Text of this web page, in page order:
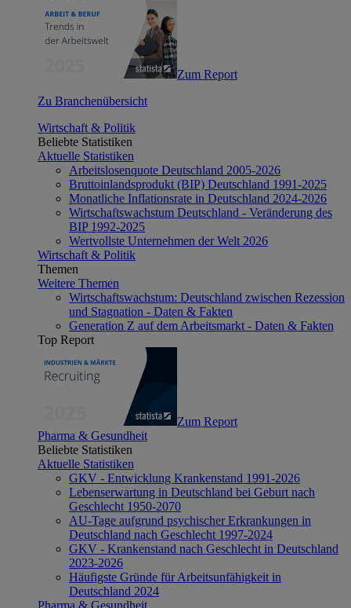
Zum Report
Zu Branchenübersicht
Wirtschaft & Politik
Beliebte Statistiken
Aktuelle Statistiken
Arbeitslosenquote Deutschland 2005-2026
Bruttoinlandsprodukt (BIP) Deutschland 1991-2025
Monatliche Inflationsrate in Deutschland 2024-2026
Wirtschaftswachstum Deutschland - Veränderung des
BIP 1992-2025
Wertvollste Unternehmen der Welt 2026
Wirtschaft & Politik
Themen
Weitere Themen
Wirtschaftswachstum: Deutschland zwischen Rezession
und Stagnation - Daten & Fakten
Generation Z auf dem Arbeitsmarkt - Daten & Fakten
Top Report
Zum Report
Pharma & Gesundheit
Beliebte Statistiken
Aktuelle Statistiken
GKV - Entwicklung Krankenstand 1991-2026
Lebenserwartung in Deutschland bei Geburt nach
Geschlecht 1950-2070
AU-Tage aufgrund psychischer Erkrankungen in
Deutschland nach Geschlecht 1997-2024
GKV - Krankenstand nach Geschlecht in Deutschland
2023-2026
Häufigste Gründe für Arbeitsunfähigkeit in
Deutschland 2024
Pharma & Gesundheit